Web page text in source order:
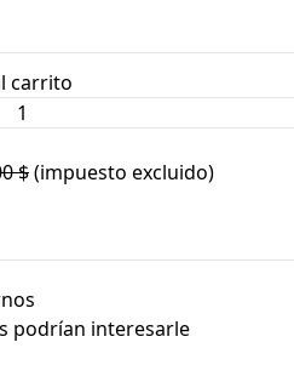
carrito
$(impuesto excluido)
podrían interesarle